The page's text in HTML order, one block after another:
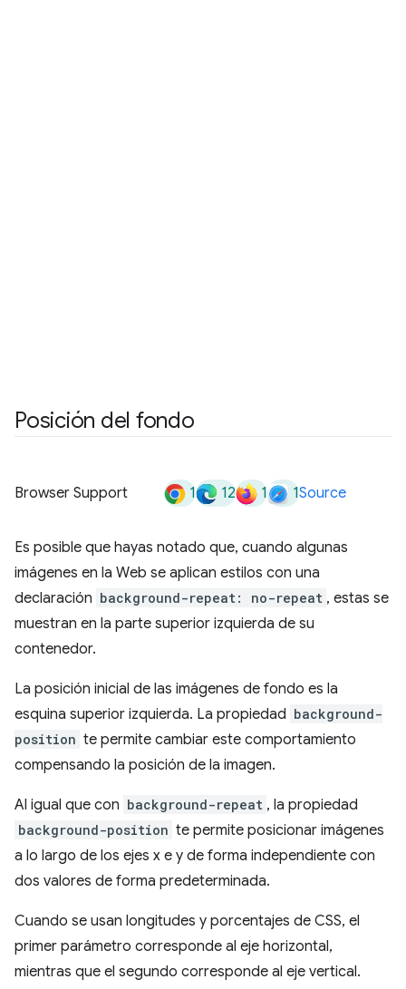
Posición del fondo
Browser Support 1 12 1 1Source
Es posible que hayas notado que, cuando algunas
imágenes en la Web se aplican estilos con una
declaración background-repeat: no-repeat , estas se
muestran en la parte superior izquierda de su
contenedor.
La posición inicial de las imágenes de fondo es la
esquina superior izquierda. La propiedad background-
position te permite cambiar este comportamiento
compensando la posición de la imagen.
Al igual que con background-repeat , la propiedad
background-position te permite posicionar imágenes
a lo largo de los ejes x e y de forma independiente con
dos valores de forma predeterminada.
Cuando se usan longitudes y porcentajes de CSS, el
primer parámetro corresponde al eje horizontal,
mientras que el segundo corresponde al eje vertical.